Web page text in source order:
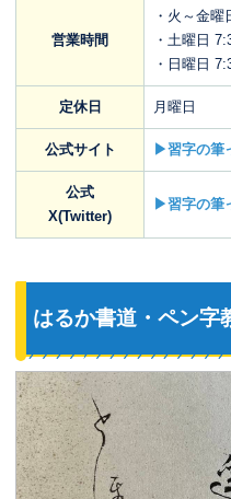
営業時間
・火～金
・土曜日
・日曜日
定休日 月曜日
公式サイト ▶習字の筆
公式
X(Twitter)
▶習字の筆
はるか書道・ペン字